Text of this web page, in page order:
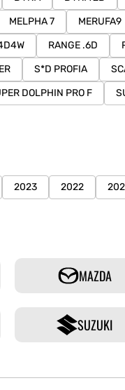
MELPHA 7 MERUFA9
RANGE .6D
S*D PROFIA
DOLPHIN PRO F
2023 2022
MAZDA
SUZUKI